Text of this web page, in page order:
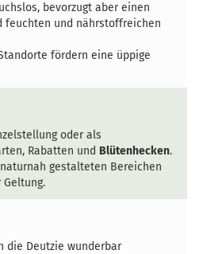
bevorzugt aber einen
feuchten und nährstoffreichen
fördern eine üppige
oder als
Rabatten und Blütenhecken.
gestalteten Bereichen
die Deutzie wunderbar